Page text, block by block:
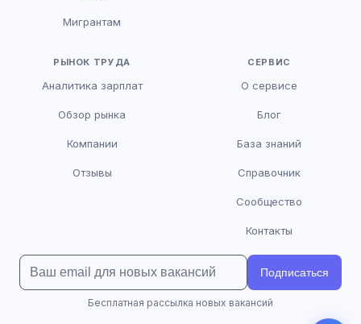
Мигрантам
РЫНОК ТРУДА
Аналитика зарплат
Обзор рынка
Компании
Отзывы
СЕРВИС
О сервисе
Блог
База знаний
Справочник
Сообщество
Контакты
Подписаться
Бесплатная рассылка новых вакансий
Здравствуйте! Я AI-консультант DriveJob.
помочь?